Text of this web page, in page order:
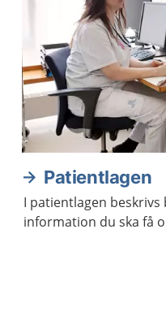
Patientlagen
I patientlagen
information du ska få